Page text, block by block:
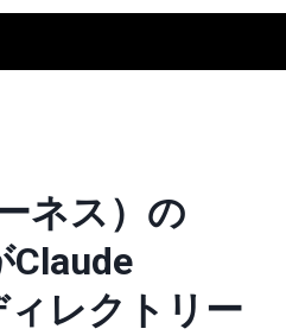
ネス）の
Claude
レクトリー